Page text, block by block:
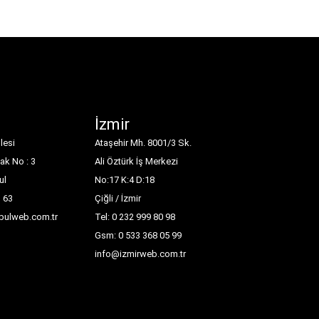
No : 3
63
İzmir
Ataşehir Mh. 8001/3 Sk.
Ali Öztürk İş Merkezi
No:17 K:4 D:18
Çiğli / İzmir
Tel: 0 232 999 80 98
Gsm: 0 533 368 05 99
info@izmirweb.com.tr